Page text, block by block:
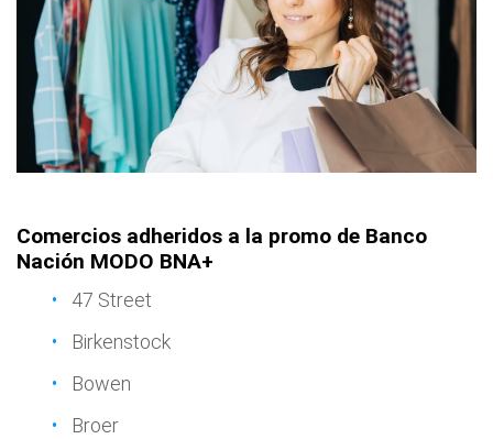
Comercios adheridos a la promo de Banco
Nación MODO BNA+
47 Street
Birkenstock
Bowen
Broer